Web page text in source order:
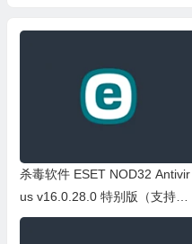
及以上)
杀毒软件 ESET NOD32 Antivir
us v16.0.28.0 特别版（支持Wi
n7）